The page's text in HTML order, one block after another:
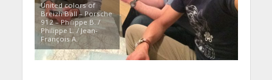
United colors of
Breizh Ball – Porsche
912 – Philippe B. /
Philippe L. / Jean-
François A.